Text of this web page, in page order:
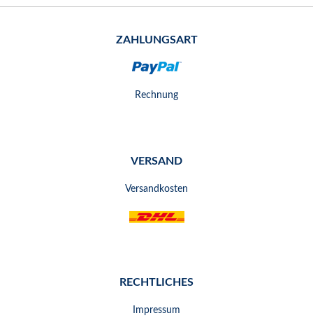
ZAHLUNGSART
Rechnung
VERSAND
Versandkosten
RECHTLICHES
Impressum